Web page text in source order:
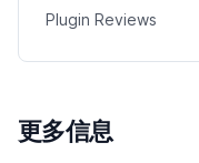
Plugin Reviews
更多信息